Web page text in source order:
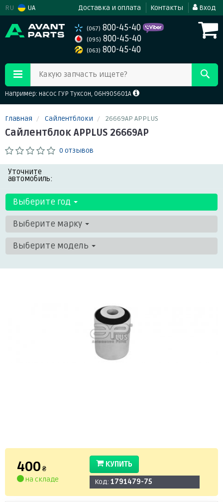
RU UA Доставка и оплата Контакты Вход
(067) 800-45-40
(095) 800-45-40
(063) 800-45-40
Какую запчасть ищете?
Например: насос ГУР Туксон, 06H905601A
Главная Сайлентблоки 26669AP APPLUS
Сайлентблок APPLUS 26669AP
0 отзывов
Уточните
автомобиль:
Выберите год
Выберите марку
Выберите модель
400 ₴
на складе
КУПИТЬ
Код: 1791479-75